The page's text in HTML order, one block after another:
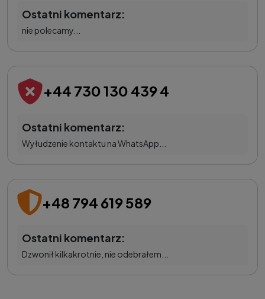
Ostatni komentarz:
nie polecamy...
+44 730 130 439 4
Ostatni komentarz:
Wyłudzenie kontaktu na WhatsApp...
+48 794 619 589
Ostatni komentarz:
Dzwonił kilkakrotnie, nie odebrałem...